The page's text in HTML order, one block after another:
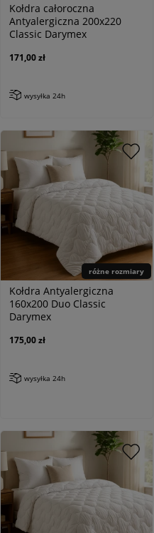
Kołdra całoroczna
Antyalergiczna 200x220
Classic Darymex
171,00 zł
wysyłka 24h
różne rozmiary
Kołdra Antyalergiczna
160x200 Duo Classic
Darymex
175,00 zł
wysyłka 24h